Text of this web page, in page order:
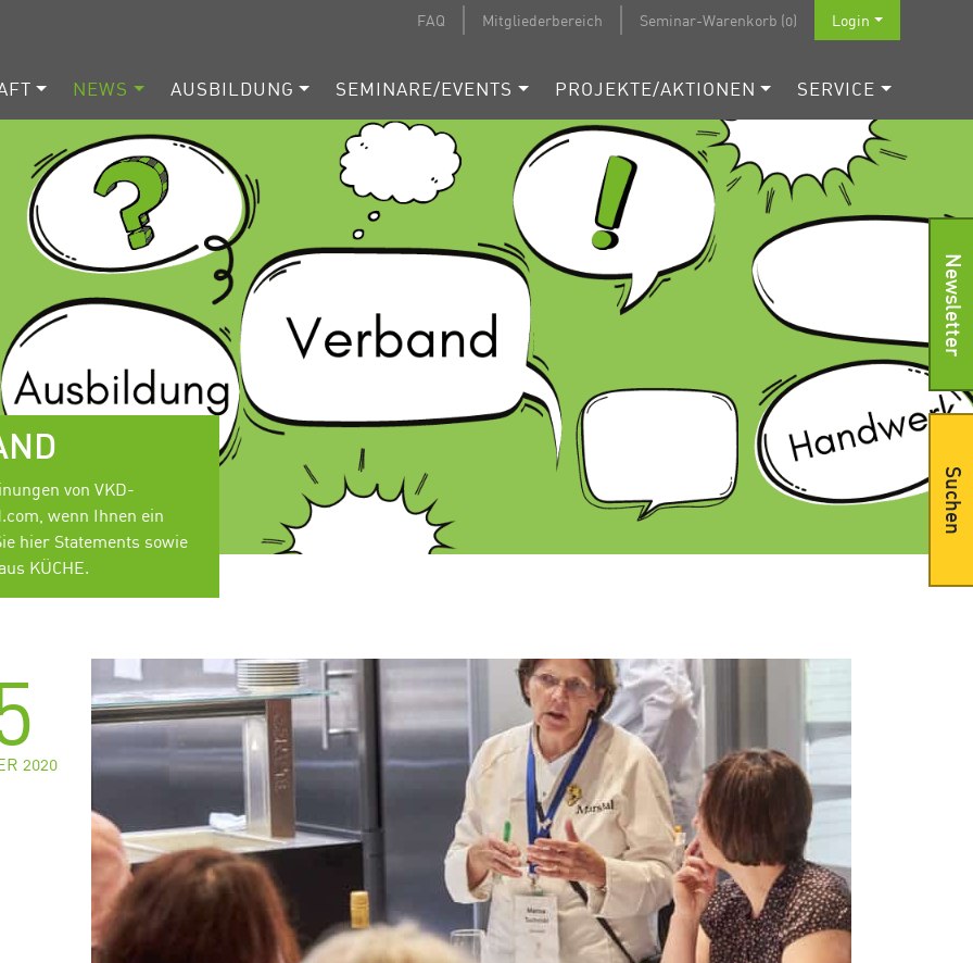
FAQ Mitgliederbereich Seminar-Warenkorb (0) Login
NEWS AUSBILDUNG SEMINARE/EVENTS PROJEKTE/AKTIONEN SERVICE
von VKD-
wenn Ihnen ein
hier Statements sowie
KÜCHE.
2020
Newsletter
Suchen